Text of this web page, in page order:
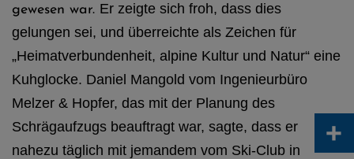
gewesen war. Er zeigte sich froh, dass dies
gelungen sei, und überreichte als Zeichen für
„Heimatverbundenheit, alpine Kultur und Natur“ eine
Kuhglocke. Daniel Mangold vom Ingenieurbüro
Melzer & Hopfer, das mit der Planung des
Schrägaufzugs beauftragt war, sagte, dass er
nahezu täglich mit jemandem vom Ski-Club in
+